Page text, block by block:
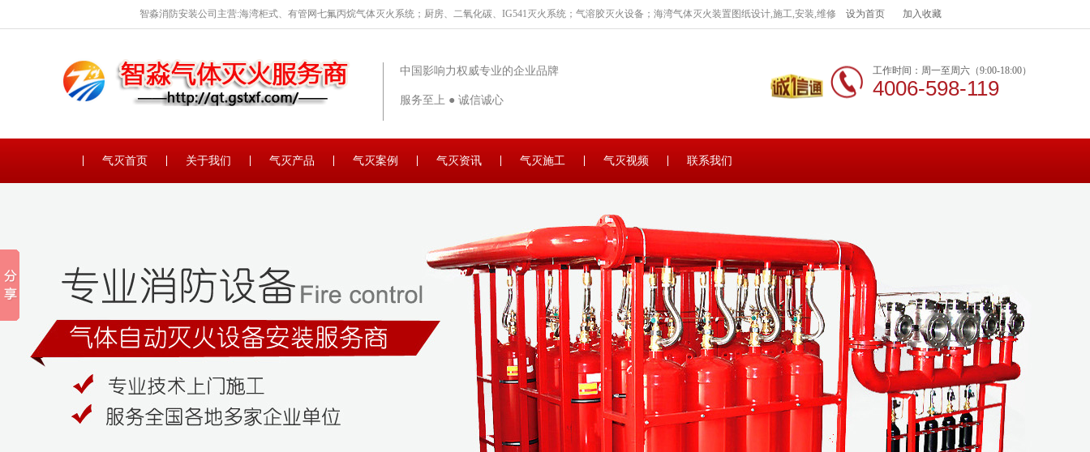
智淼消防安装公司主营:海湾柜式、有管网七氟丙烷气体灭火系统；厨房、二氧化碳、IG541灭火系统；气溶胶灭火设备；海湾气体灭火装置图纸设计,施工,安装,维修 设为首页 加入收藏
中国影响力权威专业的企业品牌
服务至上 ● 诚信诚心
工作时间：周一至周六（9:00-18:00）
4006-598-119
气灭首页 关于我们 气灭产品 气灭案例 气灭资讯 气灭施工 气灭视频 联系我们